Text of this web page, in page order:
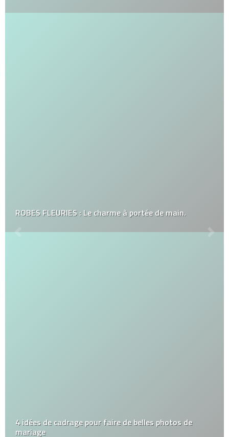
ROBES FLEURIES : Le charme à portée de main.
4 idées de cadrage pour faire de belles photos de
mariage